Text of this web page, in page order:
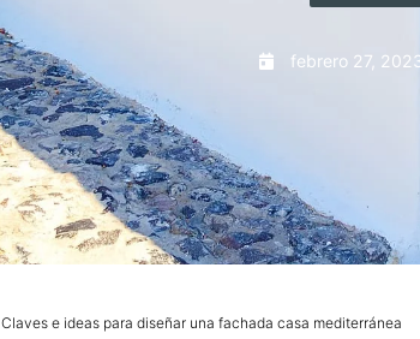
febrero 27,
Claves e ideas para diseñar una fachada casa mediterránea